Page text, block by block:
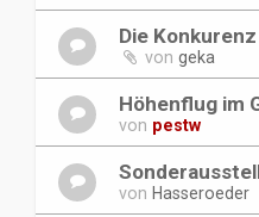
Die
von geka
Höhenflug im
von pestw
von Hasseroeder